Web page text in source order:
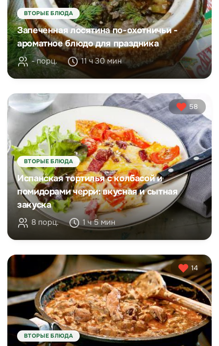
ВТОРЫЕ БЛЮДА
Запеченная лосятина по-охотничьи -
ароматное блюдо для праздника
- порц. 11 ч 30 мин
58
ВТОРЫЕ БЛЮДА
Испанская тортилья с колбасой и
помидорами черри: вкусная и сытная
закуска
8 порц. 1 ч 5 мин
14
ВТОРЫЕ БЛЮДА